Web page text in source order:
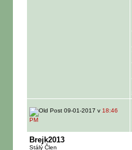
09-01-2017 v 18:46
PM
Brejk2013
Stálý Člen